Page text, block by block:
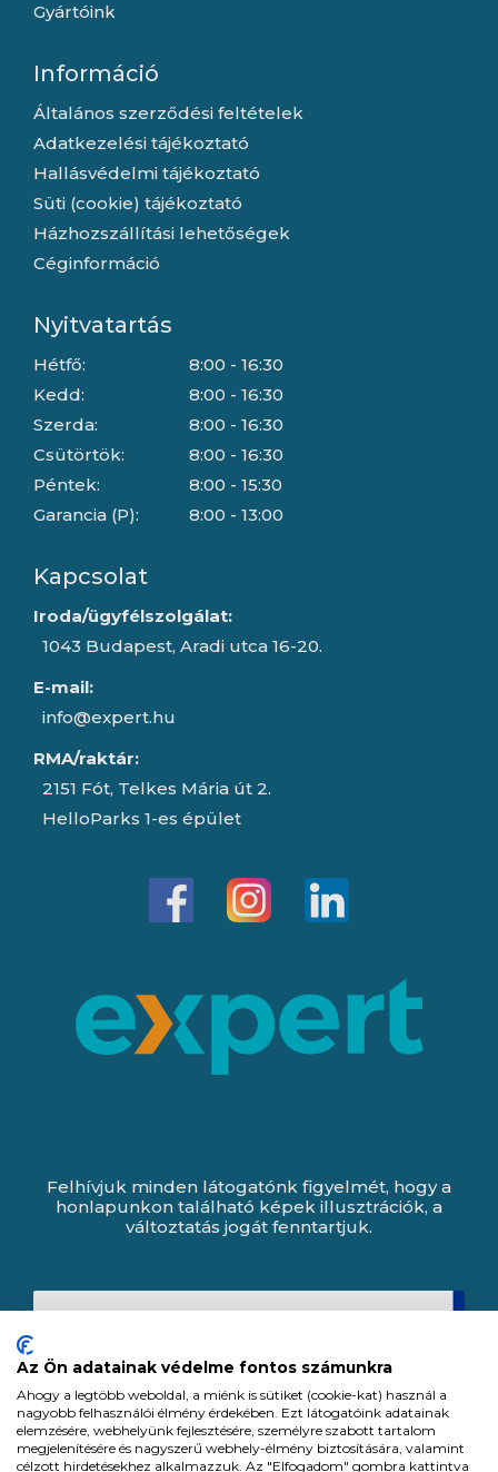
Gyártóink
Információ
Általános szerződési feltételek
Adatkezelési tájékoztató
Hallásvédelmi tájékoztató
Süti (cookie) tájékoztató
Házhozszállítási lehetőségek
Céginformáció
Nyitvatartás
Hétfő:
Kedd:
Szerda:
Csütörtök:
Péntek:
Garancia (P):
8:00 - 16:30
8:00 - 16:30
8:00 - 16:30
8:00 - 16:30
8:00 - 15:30
8:00 - 13:00
Kapcsolat
Iroda/ügyfélszolgálat:
1043 Budapest, Aradi utca 16-20.
E-mail:
info@expert.hu
RMA/raktár:
2151 Fót, Telkes Mária út 2.
HelloParks 1-es épület
Felhívjuk minden látogatónk figyelmét, hogy a
honlapunkon található képek illusztrációk, a
változtatás jogát fenntartjuk.
Az Ön adatainak védelme fontos számunkra
Ahogy a legtöbb weboldal, a miénk is sütiket (cookie-kat) használ a
nagyobb felhasználói élmény érdekében. Ezt látogatóink adatainak
elemzésére, webhelyünk fejlesztésére, személyre szabott tartalom
megjelenítésére és nagyszerű webhely-élmény biztosítására, valamint
célzott hirdetésekhez alkalmazzuk. Az "Elfogadom" gombra kattintva